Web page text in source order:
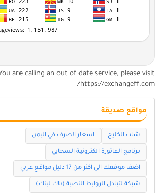
You are calling an out of date service, please visit
https://exchangeff.com/
مواقع صديقة
شات الخليج اسعار الصرف في اليمن
برنامج الفاتورة الكترونية السحابي
اضف موقعك الى اكثر من 17 دليل مواقع عربي
شبكة لتبادل الروابط النصية (باك لينك)